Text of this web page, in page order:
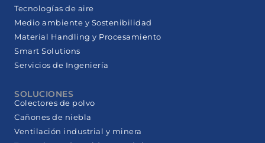
Tecnologías de aire
Medio ambiente y Sostenibilidad
Material Handling y Procesamiento
Smart Solutions
Servicios de Ingeniería
SOLUCIONES
Colectores de polvo
Cañones de niebla
Ventilación industrial y minera